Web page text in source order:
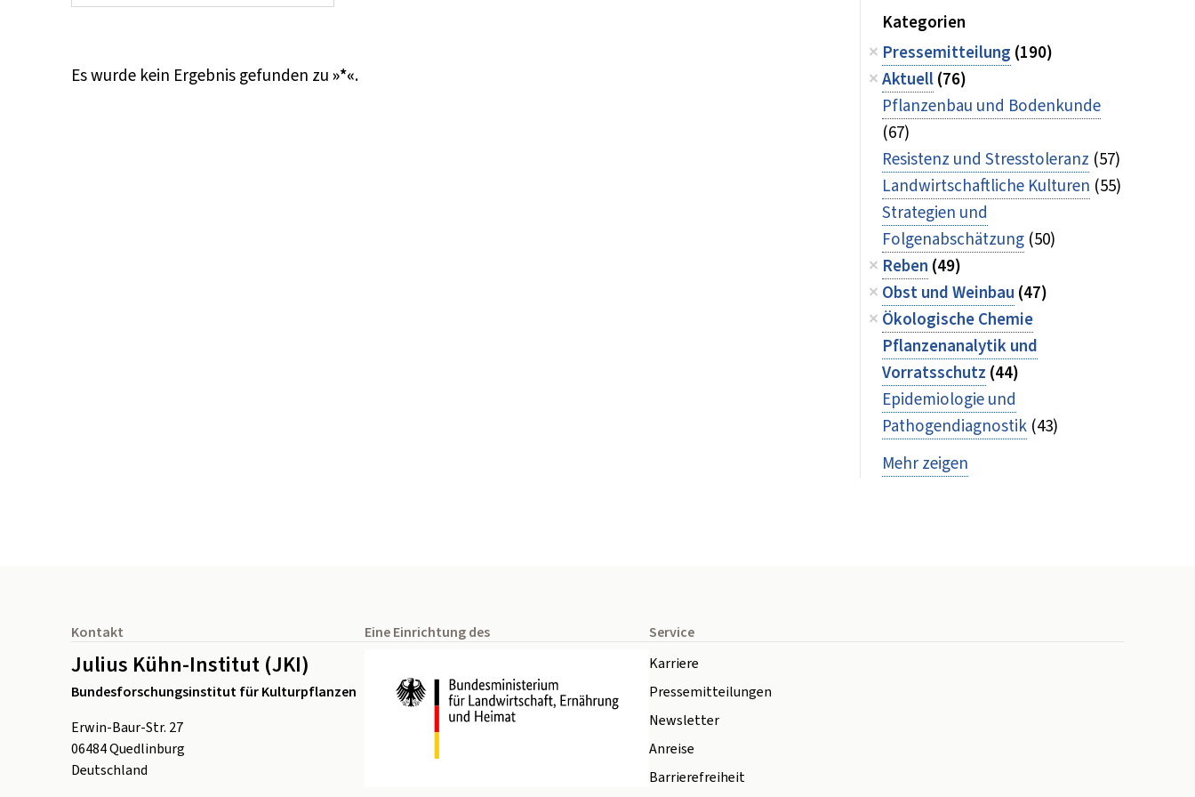
Es wurde kein Ergebnis gefunden zu»*«.
Kategorien
Pressemitteilung (190)
Aktuell(76)
Pflanzenbau und Bodenkunde
(67)
Resistenz und Stresstoleranz (57)
Landwirtschaftliche Kulturen (55)
Strategien und
Folgenabschätzung (50)
Reben (49)
Obst und Weinbau (47)
Ökologische Chemie
Pflanzenanalytik und
Vorratsschutz (44)
Epidemiologie und
Pathogendiagnostik (43)
Mehr zeigen
Kontakt
Julius Kühn-Institut (JKI)
Bundesforschungsinstitut für Kulturpflanzen
Erwin-Baur-Str. 27
06484Quedlinburg
Deutschland
Eine Einrichtung des
Service
Karriere
Pressemitteilungen
Newsletter
Anreise
Barrierefreiheit